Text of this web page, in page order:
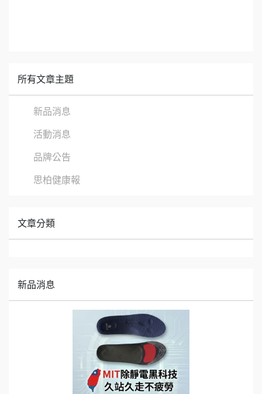
所有文章主題
新品消息
活動消息
品牌公告
思柏健康報
文章分類
新品消息